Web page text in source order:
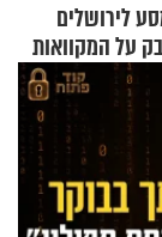
לירושלים
על המקוואות